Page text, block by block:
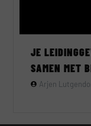
JE
SAMEN MET
Arjen